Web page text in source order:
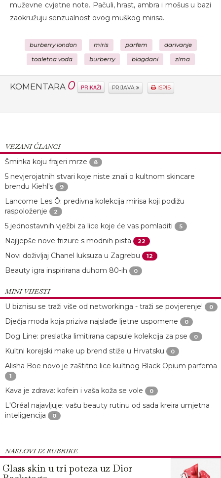
muževne cvjetne note. Pačuli, hrast, ambra i mošus u bazi
zaokružuju senzualnost ovog muškog mirisa.
burberry london miris parfem darivanje
toaletna voda burberry blagdani zima
KOMENTARA 0 PRIKAŽI PRIJAVA ISPIS
VEZANI ČLANCI
Šminka koju frajeri mrze
8
5 nevjerojatnih stvari koje niste znali o kultnom skincare
brendu Kiehl's
9
Lancome Les Ô: predivna kolekcija mirisa koji podižu
raspoloženje
2
5 jednostavnih vježbi za lice koje će vas pomladiti 5
Najljepše nove frizure s modnih pista 22
Novi doživljaj Chanel luksuza u Zagrebu 12
Beauty igra inspirirana duhom 80-ih 0
MINI VIJESTI
U biznisu se traži više od networkinga - traži se povjerenje!
0
Dječja moda koja priziva najslađe ljetne uspomene 0
Dog Line: preslatka limitirana capsule kolekcija za pse 0
Kultni korejski make up brend stiže u Hrvatsku 0
Alisha Boe novo je zaštitno lice kultnog Black Opium parfema
1
Kava je zdrava: kofein i vaša koža se vole 0
L'Oréal najavljuje: vašu beauty rutinu od sada kreira umjetna
inteligencija
0
NASLOVI IZ RUBRIKE
Glass skin u tri poteza uz Dior